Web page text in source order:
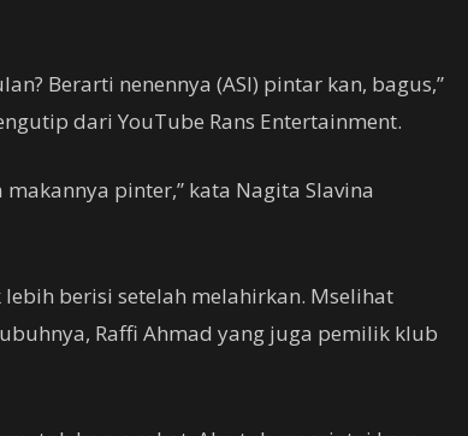
Berarti nenennya (ASI) pintar kan, bagus,”
dari YouTube Rans Entertainment.
pinter,” kata Nagita Slavina
berisi setelah melahirkan. Mselihat
Raffi Ahmad yang juga pemilik klub